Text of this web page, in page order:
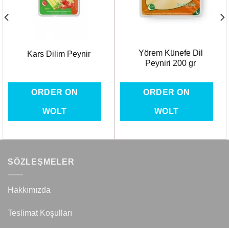
Kars Dilim Peynir
ORDER ON
WOLT
Yörem Künefe Dil
Peyniri 200 gr
ORDER ON
WOLT
SÖZLEŞMELER
Hakkımızda
Teslimat Koşulları